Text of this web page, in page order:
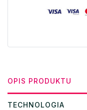
OPIS PRODUKTU
TECHNOLOGIA